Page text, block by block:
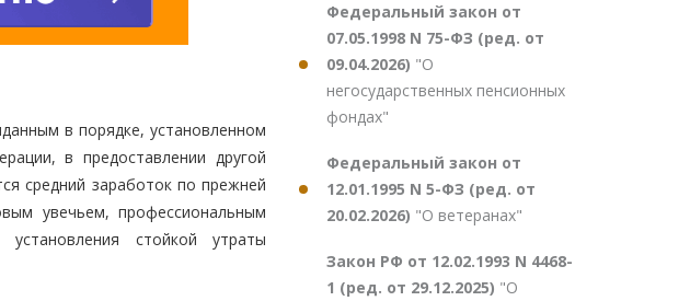
в порядке, установленном
в предоставлении другой
средний заработок по прежней
увечьем, профессиональным
стойкой утраты
Федеральный закон от
07.05.1998 N 75-ФЗ (ред. от
09.04.2026) "О
негосударственных пенсионных
фондах"
Федеральный закон от
12.01.1995 N 5-ФЗ (ред. от
20.02.2026) "О ветеранах"
Закон РФ от 12.02.1993 N 4468-
1 (ред. от 29.12.2025) "О